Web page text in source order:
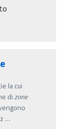
la cui
dizone
…